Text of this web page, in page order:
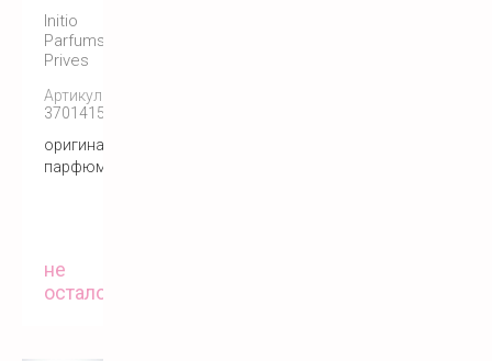
Initio
Parfums
Prives
Артикул:
3701415901421
оригинальный
парфюм
не
осталось